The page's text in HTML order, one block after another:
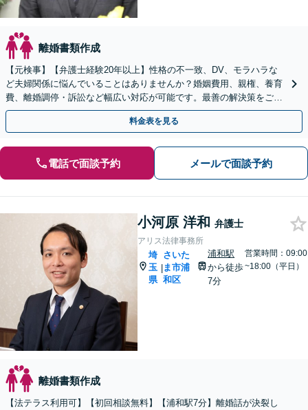
離婚書類作成
【元検事】【弁護士経験20年以上】性格の不一致、DV、モラハラな
ど夫婦関係に悩んでいることはありませんか？婚姻費用、親権、養育
費、離婚調停・訴訟など幅広い対応が可能です。最善の解決策をご提
案します【初回相談無料】
料金表を見る
電話で面談予約 メールで面談予約
小河原 洋和 弁護士
アリス法律事務所
埼
玉
県
|
さいた
ま市浦
和区
浦和駅
から徒歩
7分
営業時間：09:00
~18:00（平日）
離婚書類作成
【法テラス利用可】【初回相談無料】【浦和駅7分】離婚話が決裂し